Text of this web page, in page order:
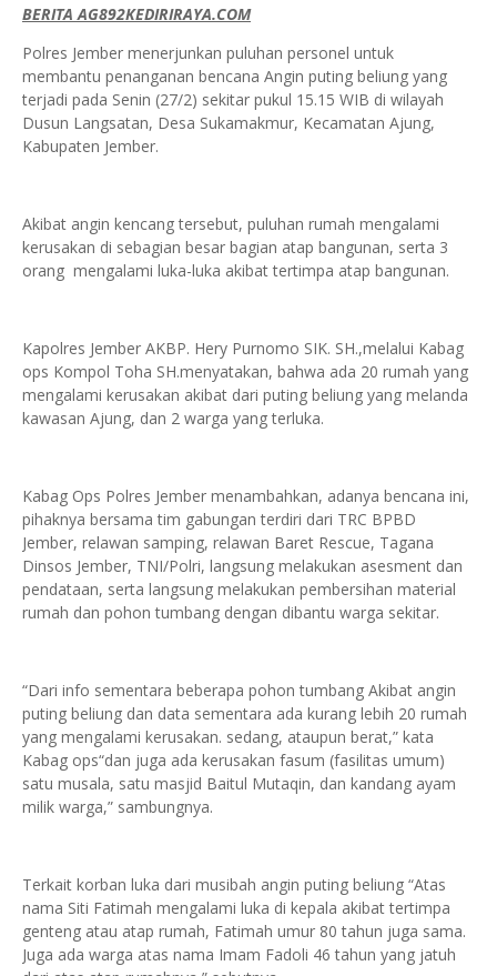
BERITA AG892KEDIRIRAYA.COM
Polres Jember menerjunkan puluhan personel untuk
membantu penanganan bencana Angin puting beliung yang
terjadi pada Senin (27/2) sekitar pukul 15.15 WIB di wilayah
Dusun Langsatan, Desa Sukamakmur, Kecamatan Ajung,
Kabupaten Jember.
Akibat angin kencang tersebut, puluhan rumah mengalami
kerusakan di sebagian besar bagian atap bangunan, serta 3
orang mengalami luka-luka akibat tertimpa atap bangunan.
Kapolres Jember AKBP. Hery Purnomo SIK. SH.,melalui Kabag
ops Kompol Toha SH.menyatakan, bahwa ada 20 rumah yang
mengalami kerusakan akibat dari puting beliung yang melanda
kawasan Ajung, dan 2 warga yang terluka.
Kabag Ops Polres Jember menambahkan, adanya bencana ini,
pihaknya bersama tim gabungan terdiri dari TRC BPBD
Jember, relawan samping, relawan Baret Rescue, Tagana
Dinsos Jember, TNI/Polri, langsung melakukan asesment dan
pendataan, serta langsung melakukan pembersihan material
rumah dan pohon tumbang dengan dibantu warga sekitar.
“Dari info sementara beberapa pohon tumbang Akibat angin
puting beliung dan data sementara ada kurang lebih 20 rumah
yang mengalami kerusakan. sedang, ataupun berat,” kata
Kabag ops“dan juga ada kerusakan fasum (fasilitas umum)
satu musala, satu masjid Baitul Mutaqin, dan kandang ayam
milik warga,” sambungnya.
Terkait korban luka dari musibah angin puting beliung “Atas
nama Siti Fatimah mengalami luka di kepala akibat tertimpa
genteng atau atap rumah, Fatimah umur 80 tahun juga sama.
Juga ada warga atas nama Imam Fadoli 46 tahun yang jatuh